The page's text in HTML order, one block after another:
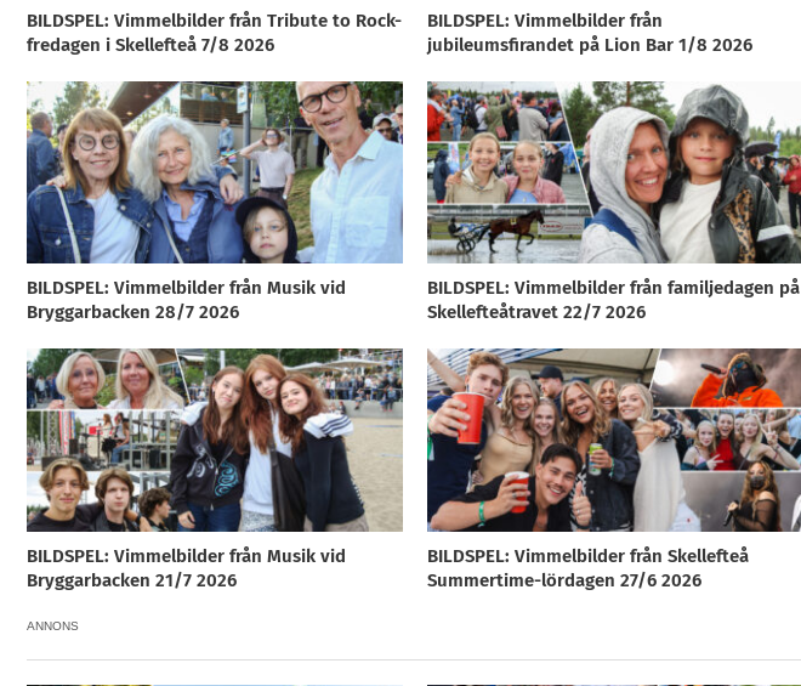
BILDSPEL: Vimmelbilder från Tribute to Rock-
fredagen i Skellefteå 7/8 2026
BILDSPEL: Vimmelbilder från
jubileumsfirandet på Lion Bar 1/8 2026
BILDSPEL: Vimmelbilder från Musik vid
Bryggarbacken 28/7 2026
BILDSPEL: Vimmelbilder från familjedagen på
Skellefteåtravet 22/7 2026
BILDSPEL: Vimmelbilder från Musik vid
Bryggarbacken 21/7 2026
BILDSPEL: Vimmelbilder från Skellefteå
Summertime-lördagen 27/6 2026
ANNONS